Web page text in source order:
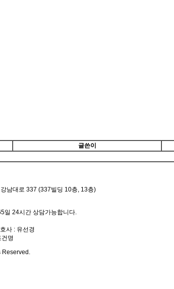
글쓴이
남대로 337 (337빌딩 10층, 13층)
일 24시간 상담가능합니다.
사 : 유선경
건명
Reserved.